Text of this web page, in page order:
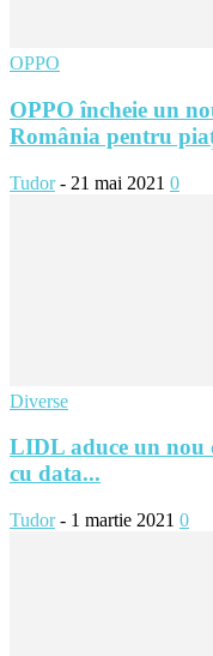
OPPO
OPPO încheie un
România pentru
Tudor - 21 mai 2021 0
Diverse
LIDL aduce un nou
cu data...
Tudor - 1 martie 2021 0